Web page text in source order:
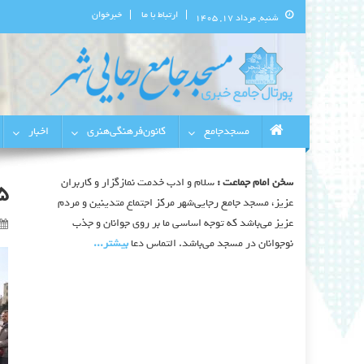
شنبه, مرداد ۱۷, ۱۴۰۵ ارتباط با ما خبرخوان
پورتال اطلاع‌رسانی مسجد
استان البرز
مسجدجامع
کانون‌فرهنگی‌هنری اخبار
سخن امام جماعت :سلام و ادب خدمت نمازگزار و کاربران
عزیز، مسجد جامع رجایی‌شهر مرکز اجتماع متدینین و مردم
عزیز می‌باشد که توجه اساسی ما بر روی جوانان و جذب
نوجوانان در مسجد می‌باشد. التماس دعابیشتر‫...‬